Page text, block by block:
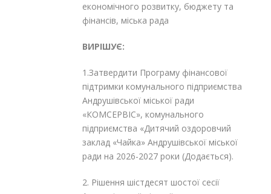
економічного розвитку, бюджету та
фінансів, міська рада
ВИРІШУЄ:
1.Затвердити Програму фінансової
підтримки комунального підприємства
Андрушівської міської ради
«КОМСЕРВІС», комунального
підприємства «Дитячий оздоровчий
заклад «Чайка» Андрушівської міської
ради на 2026-2027 роки (Додається).
2. Рішення шістдесят шостої сесії